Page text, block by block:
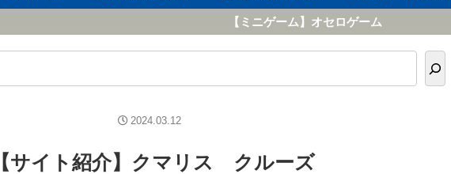
【ミニゲーム】オセロゲーム
【サイト紹介】クマリス クルーズ
2024.03.12